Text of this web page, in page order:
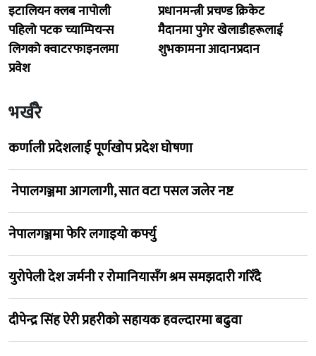
इटालियन क्लब नापोली
पहिलो पटक च्याम्पियन्स
लिगको क्वाटरफाइनलमा
प्रवेश
प्रधानमन्त्री प्रचण्ड क्रिकेट
मैदानमा पुगेर खेलाडीहरूलाई
शुभकामना आदानप्रदान
भर्खरै
कर्णाली प्रदेशलाई पूर्णखोप प्रदेश घोषणा
नेपालगञ्जमा आगलागी, सात वटा पसल जलेर नष्ट
नेपालगञ्जमा फेरि लगाइयो कर्फ्यु
युरोपेली देश जर्मनी र रोमानियासँग श्रम समझदारी गरिँदै
दीपेन्द्र सिंह ऐरी प्रहरीको सहायक हवल्दारमा बढुवा